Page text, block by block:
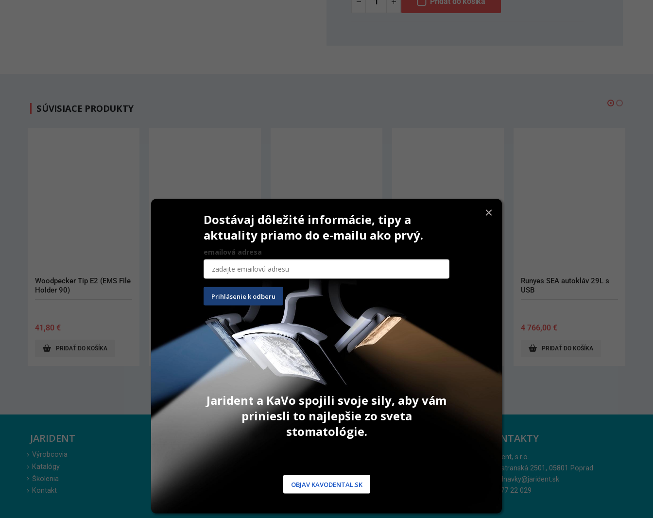
SÚVISIACE PRODUKTY
Chirana 120 LB
509,00
PRIDAŤ DO KOŠÍKA
Woodpecker Tip E5 (EMS)
PRIDAŤ DO KOŠÍKA
Runyes SEA autokláv 23L s
USB
4 428,00€
PRIDAŤ DO KOŠÍKA
Runyes SEA autokláv 29L s
4 766,00
PRIDAŤ DO KOŠÍKA
Woodpecker Tip PD3
(Satelec)
30,80€
PRIDAŤ DO KOŠÍKA
JARIDENT
Výrobcovia
Katalógy
Školenia
Kontakt
ZÁKAZNÍCKA ZÓNA PODPORA KONTAKTY
Jarident, s.r.o.
Podtatranská 2501, 05801 Poprad
objednavky@jarident.sk
052/77 22 029
Dostávaj dôležité informácie, tipy a
aktuality priamo do e-mailu ako prvý.
emailová adresa
Prihlásenie k odberu
Jarident a KaVo spojili svoje sily, aby vám
priniesli to najlepšie zo sveta
stomatológie.
OBJAV KAVODENTAL.SK